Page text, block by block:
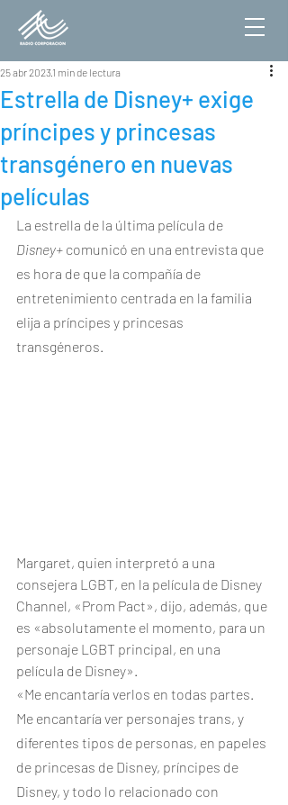
Estrella de Disney+ exige
príncipes y princesas
transgénero en nuevas
películas
25 abr 2023 1 min de lectura
La estrella de la última película de
Disney+ comunicó en una entrevista que
es hora de que la compañía de
entretenimiento centrada en la familia
elija a príncipes y princesas
transgéneros.
Margaret, quien interpretó a una
consejera LGBT, en la película de Disney
Channel, «Prom Pact», dijo, además, que
es «absolutamente el momento, para un
personaje LGBT principal, en una
película de Disney».
«Me encantaría verlos en todas partes.
Me encantaría ver personajes trans, y
diferentes tipos de personas, en papeles
de princesas de Disney, príncipes de
Disney, y todo lo relacionado con